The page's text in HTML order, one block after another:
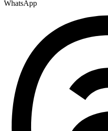
WhatsApp